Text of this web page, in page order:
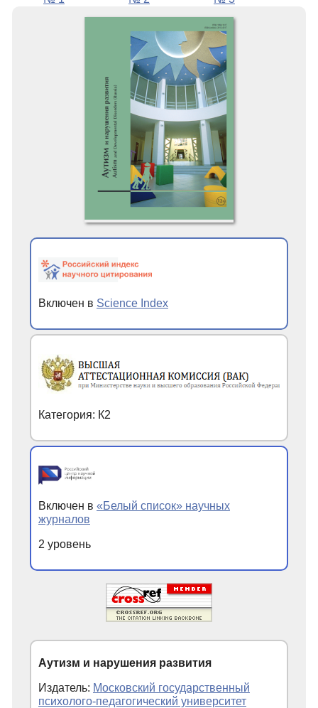
Включен в Science Index
Категория: К2
Включен в «Белый список» научных
журналов
2 уровень
Аутизм и нарушения развития
Издатель: Московский государственный
психолого-педагогический университет